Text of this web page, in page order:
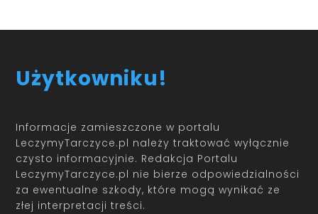
Użytkowniku!
Informacje zamieszczone w portalu
LeczymyTarczyce.pl należy traktować wyłącznie
czysto informacyjnie. Redakcja Portalu
LeczymyTarczyce.pl nie bierze odpowiedzialności
za ewentualne szkody, które mogą wynikać ze
złej interpretacji treści.